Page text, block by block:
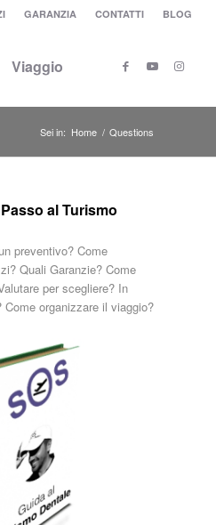
GARANZIA CONTATTI BLOG
Viaggio
Sei in: Home / Questions
al Turismo
preventivo? Come
Quali Garanzie? Come
per scegliere? In
Come organizzare il viaggio?